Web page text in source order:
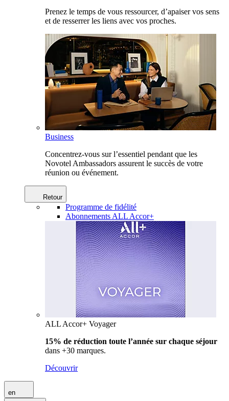
Prenez le temps de vous ressourcer, d’apaiser vos sens
et de resserrer les liens avec vos proches.
Business
Concentrez-vous sur l’essentiel pendant que les
Novotel Ambassadors assurent le succès de votre
réunion ou événement.
Retour
Programme de fidélité
Abonnements ALL Accor+
ALL Accor+ Voyager
15% de réduction toute l’année sur chaque séjour
dans +30 marques.
Découvrir
en